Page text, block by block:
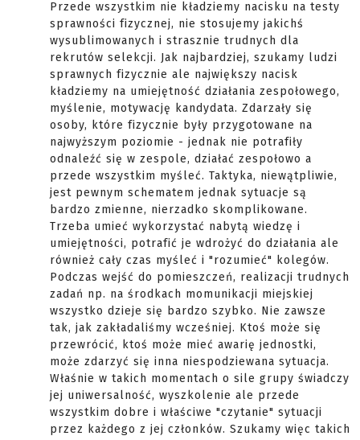
Przede wszystkim nie kładziemy nacisku na testy
sprawności fizycznej, nie stosujemy jakichś
wysublimowanych i strasznie trudnych dla
rekrutów selekcji. Jak najbardziej, szukamy ludzi
sprawnych fizycznie ale największy nacisk
kładziemy na umiejętność działania zespołowego,
myślenie, motywację kandydata. Zdarzały się
osoby, które fizycznie były przygotowane na
najwyższym poziomie - jednak nie potrafiły
odnaleźć się w zespole, działać zespołowo a
przede wszystkim myśleć. Taktyka, niewątpliwie,
jest pewnym schematem jednak sytuacje są
bardzo zmienne, nierzadko skomplikowane.
Trzeba umieć wykorzystać nabytą wiedzę i
umiejętności, potrafić je wdrożyć do działania ale
również cały czas myśleć i "rozumieć" kolegów.
Podczas wejść do pomieszczeń, realizacji trudnych
zadań np. na środkach momunikacji miejskiej
wszystko dzieje się bardzo szybko. Nie zawsze
tak, jak zakładaliśmy wcześniej. Ktoś może się
przewrócić, ktoś może mieć awarię jednostki,
może zdarzyć się inna niespodziewana sytuacja.
Właśnie w takich momentach o sile grupy świadczy
jej uniwersalność, wyszkolenie ale przede
wszystkim dobre i właściwe "czytanie" sytuacji
przez każdego z jej członków. Szukamy więc takich